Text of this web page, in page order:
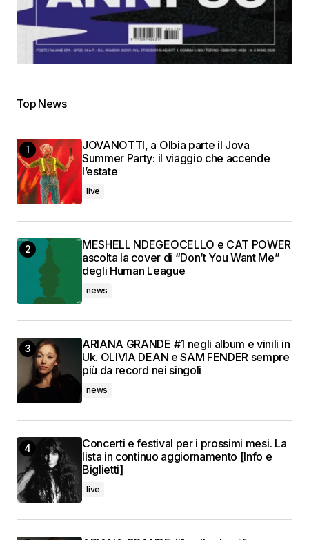
Top News
JOVANOTTI, a Olbia parte il Jova
Summer Party: il viaggio che accende
l’estate
live
MESHELL NDEGEOCELLO e CAT POWER
ascolta la cover di “Don’t You Want Me”
degli Human League
news
ARIANA GRANDE #1 negli album e vinili in
Uk. OLIVIA DEAN e SAM FENDER sempre
più da record nei singoli
news
Concerti e festival per i prossimi mesi. La
lista in continuo aggiornamento [Info e
Biglietti]
live